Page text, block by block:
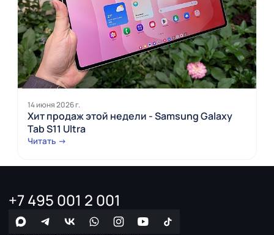
14 июня 2026 г.
Хит продаж этой недели - Samsung Galaxy
Tab S11 Ultra
Читать →
+7 495 001 2 001